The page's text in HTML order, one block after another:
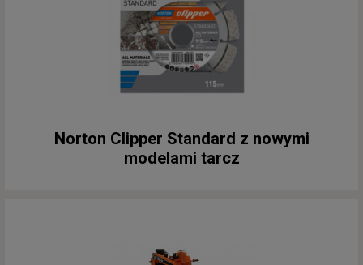
Norton Clipper Standard z nowymi
modelami tarcz